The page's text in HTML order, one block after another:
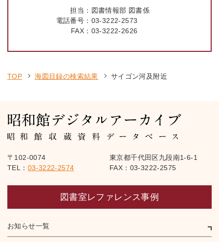
担当： 図書情報部 図書係
電話番号： 03-3222-2573
FAX： 03-3222-2626
TOP 海図目録の検索結果 サイゴン河及附近
〒102-0074
東京都千代田区九段南1-6-1
TEL： 03-3222-2574 FAX：03-3222-2575
図書室レファレンス事例
お知らせ一覧